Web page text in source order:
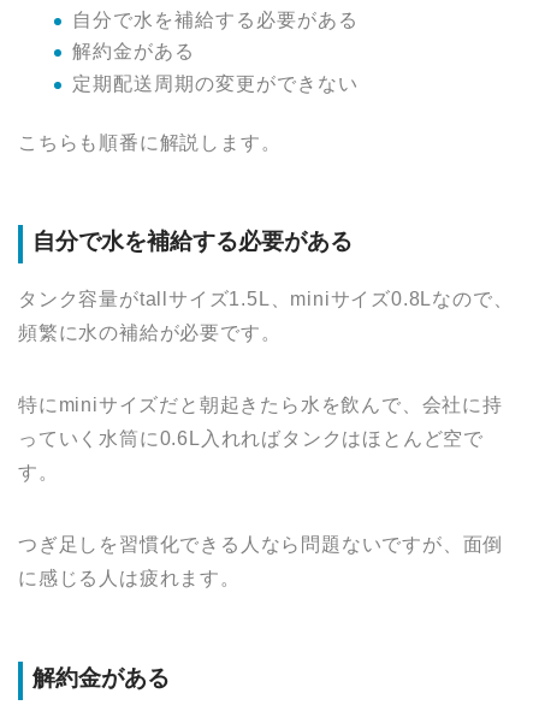
自分で水を補給する必要がある
解約金がある
定期配送周期の変更ができない
こちらも順番に解説します。
自分で水を補給する必要がある
タンク容量がtallサイズ1.5L、miniサイズ0.8Lなので、
頻繁に水の補給が必要です。
特にminiサイズだと朝起きたら水を飲んで、会社に持
っていく水筒に0.6L入れればタンクはほとんど空で
す。
つぎ足しを習慣化できる人なら問題ないですが、面倒
に感じる人は疲れます。
解約金がある